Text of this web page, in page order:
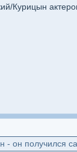
Курицын
- он получился